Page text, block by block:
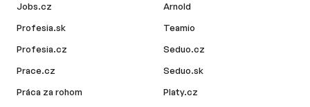
Jobs.cz
Profesia.sk
Profesia.cz
Prace.cz
Práca za rohom
Arnold
Teamio
Seduo.cz
Seduo.sk
Platy.cz